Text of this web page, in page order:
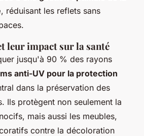
, réduisant les reflets sans
leur impact sur la santé
jusqu'à 90 % des rayons
anti-UV pour la protection
dans la préservation des
Ils protègent non seulement la
mais aussi les meubles,
contre la décoloration